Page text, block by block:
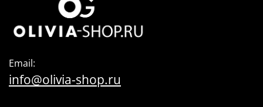
Email:
info@olivia-shop.ru